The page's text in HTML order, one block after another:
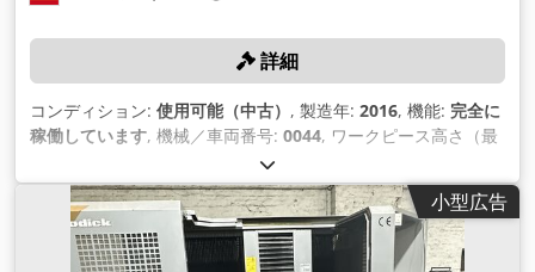
詳細
コンディション: 使用可能（中古） , 製造年: 2016, 機能: 完全に
稼働しています, 機械／車両番号: 0044, ワークピース高さ（最
, 加工物幅（最大）:
大）:550 mm, 送り長さ X軸:350 mm, Y軸送り長さ:250
, 送り長さ Z軸: 256 mm, 小型広告